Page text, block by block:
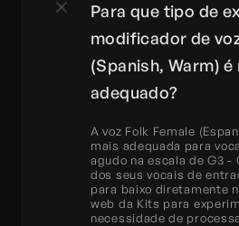
Para que tipo de
modificador de
(Spanish, Warm) é
adequado?
A voz Folk Female
mais adequada para
agudo na escala de G3 -
dos seus vocais de
para baixo diretamente
web da Kits para
necessidade de